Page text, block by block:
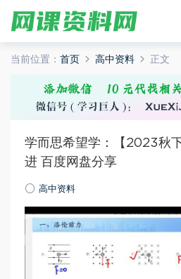
当前位置： 首页 高中资料 正文
学而思希望学：【2023秋
进 百度网盘分享
高中资料